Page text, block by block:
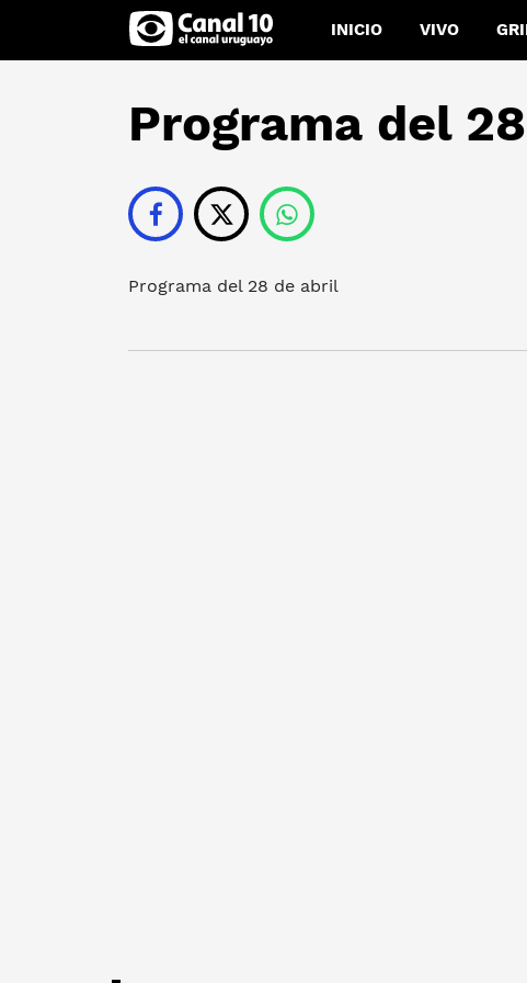
INICIO VIVO
Programa del
Programa del 28 de abril